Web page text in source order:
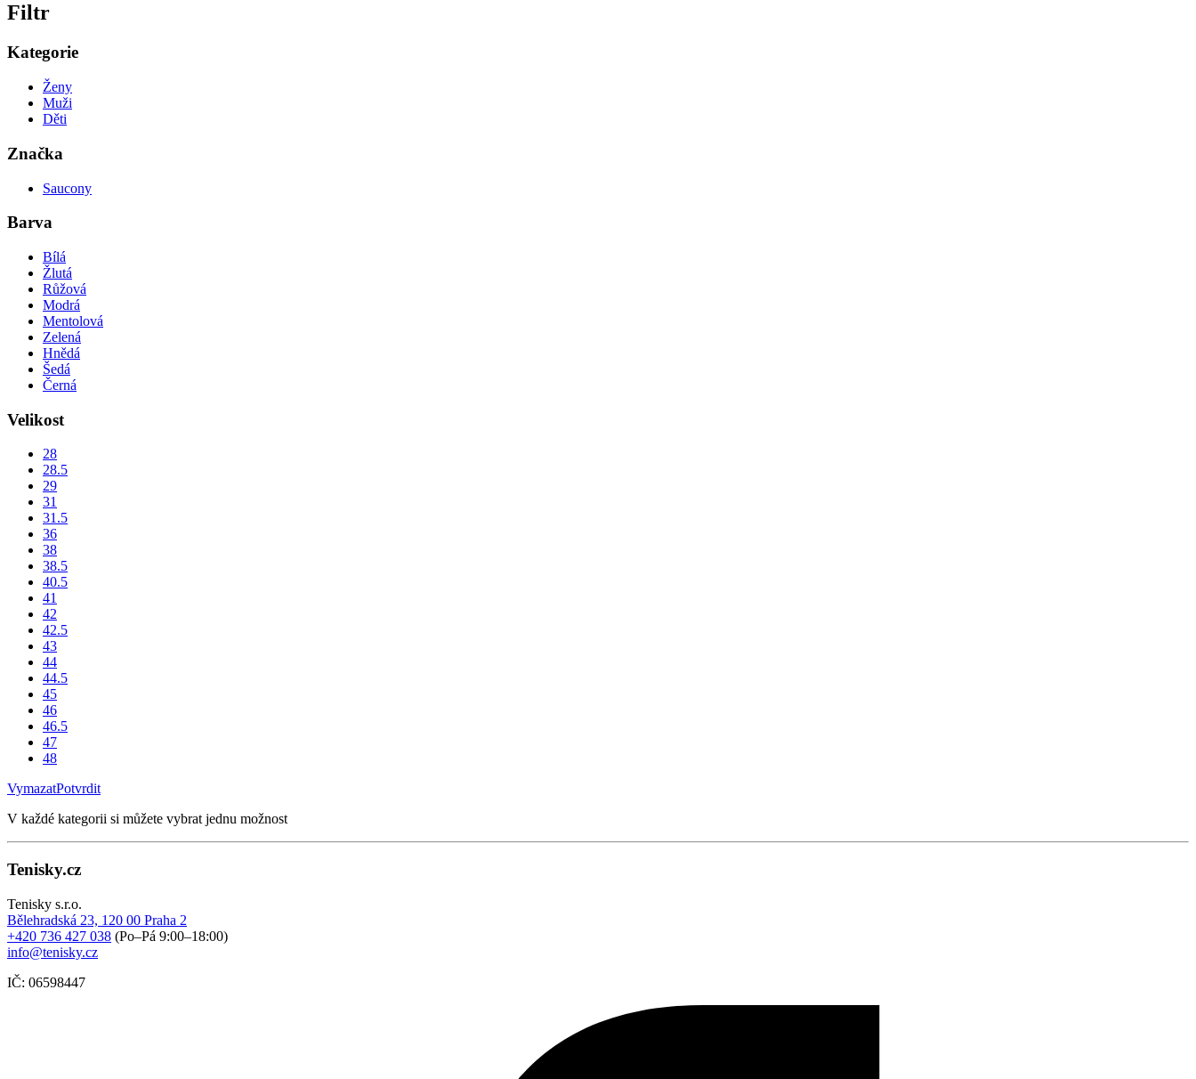
Filtr
Kategorie
Ženy
Muži
Děti
Značka
Saucony
Barva
Bílá
Žlutá
Růžová
Modrá
Mentolová
Zelená
Hnědá
Šedá
Černá
Velikost
28
28.5
29
31
31.5
36
38
38.5
40.5
41
42
42.5
43
44
44.5
45
46
46.5
47
48
VymazatPotvrdit
V každé kategorii si můžete vybrat jednu možnost
Tenisky.cz
Tenisky s.r.o.
Bělehradská 23, 120 00 Praha 2
+420 736 427 038 (Po–Pá 9:00–18:00)
info@tenisky.cz
IČ: 06598447